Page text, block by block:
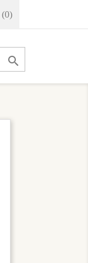
(0)
